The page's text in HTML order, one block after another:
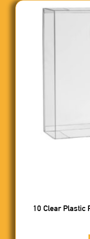
10 Clear Plastic